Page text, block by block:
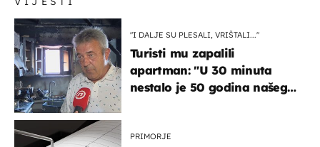
"I DALJE SU PLESALI, VRIŠTALI..."
Turisti mu zapalili
apartman: "U 30 minuta
nestalo je 50 godina našeg
PRIMORJE